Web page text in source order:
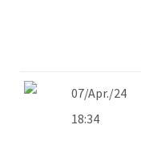
07/Apr./24
18:34